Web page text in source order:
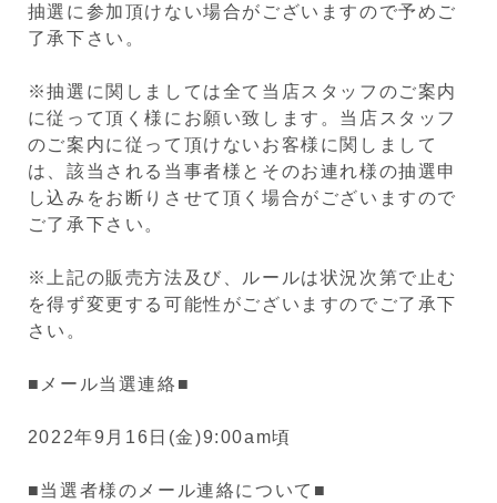
抽選に参加頂けない場合がございますので予めご
了承下さい。
※抽選に関しましては全て当店スタッフのご案内
に従って頂く様にお願い致します。当店スタッフ
のご案内に従って頂けないお客様に関しまして
は、該当される当事者様とそのお連れ様の抽選申
し込みをお断りさせて頂く場合がございますので
ご了承下さい。
※上記の販売方法及び、ルールは状況次第で止む
を得ず変更する可能性がございますのでご了承下
さい。
■メール当選連絡■
2022年9 月16 日 (金)9:00am頃
■当選者様のメール連絡について■